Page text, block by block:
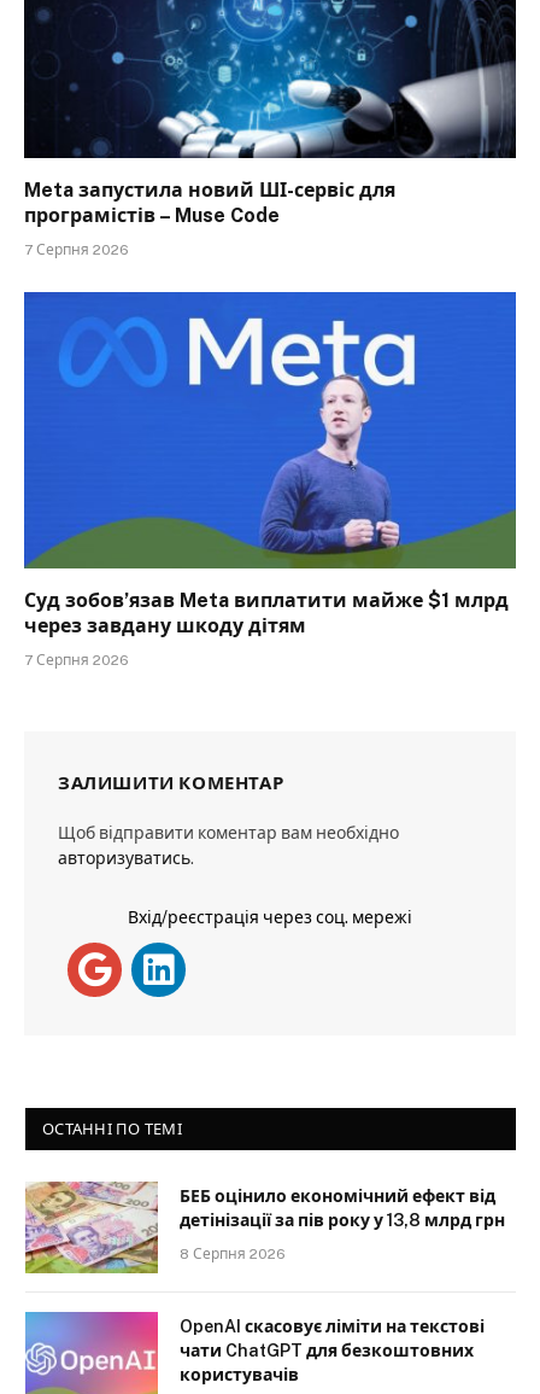
Meta запустила новий ШІ-сервіс для
програмістів – Muse Code
7 Серпня 2026
Суд зобов’язав Meta виплатити майже $1 млрд
через завдану шкоду дітям
7 Серпня 2026
ЗАЛИШИТИ КОМЕНТАР
Щоб відправити коментар вам необхідно
авторизуватись.
Вхід/реєстрація через соц. мережі
ОСТАННІ ПО ТЕМІ
БЕБ оцінило економічний ефект від
детінізації за пів року у 13,8 млрд грн
8 Серпня 2026
OpenAI скасовує ліміти на текстові
чати ChatGPT для безкоштовних
користувачів